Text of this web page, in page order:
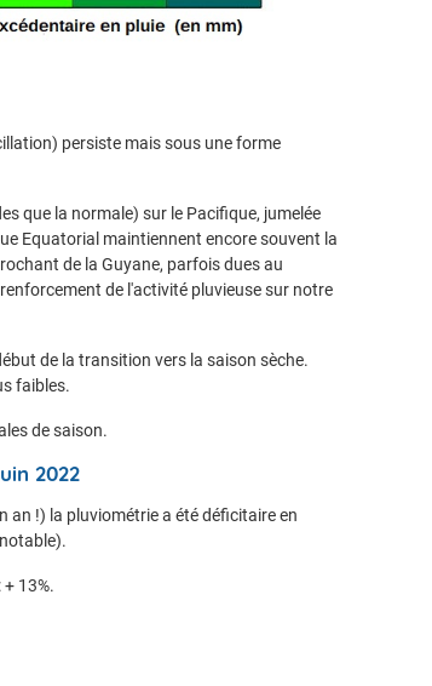
persiste mais sous une forme
que la normale) sur le Pacifique, jumelée
Equatorial maintiennent encore souvent la
de la Guyane, parfois dues au
de l'activité pluvieuse sur notre
de la transition vers la saison sèche.
faibles.
de saison.
2022
an !) la pluviométrie a été déficitaire en
13%.